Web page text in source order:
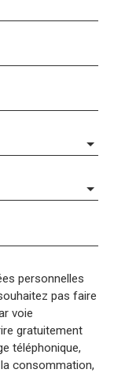
personnelles
pas faire
voie
gratuitement
téléphonique,
consommation,